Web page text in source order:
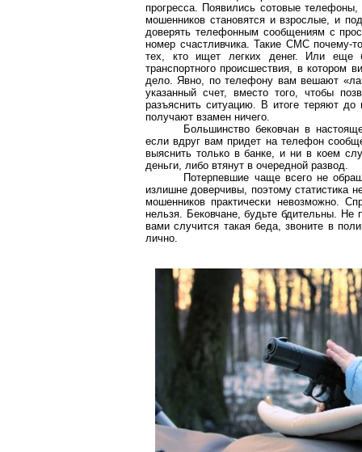
прогресса. Появились сотовые
мошенников становятся и взрослые, и
доверять телефонным сообщениям с
номер счастливчика. Такие СМС почему-
тех, кто ищет легких денег. Или еще
транспортного происшествия, в котором
дело. Явно, по телефону вам вешают
указанный счет, вместо того, чтобы
разъяснить ситуацию. В итоге теряют
получают взамен ничего.
Большинство бековчан в
если вдруг вам придет на телефон
выяснить только в банке, и ни в коем
деньги, либо втянут в очередной развод.
Потерпевшие чаще всего не
излишне доверчивы, поэтому статистика
мошенников практически невозможно.
нельзя. Бековчане, будьте бдительны.
вами случится такая беда, звоните в
лично.